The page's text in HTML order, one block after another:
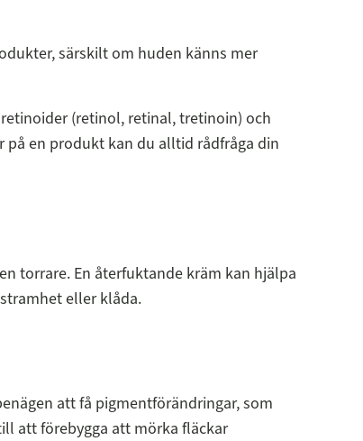
särskilt om huden känns mer
(retinol, retinal, tretinoin) och
på en produkt kan du alltid rådfråga din
torrare. En återfuktande kräm kan hjälpa
eller klåda.
att få pigmentförändringar, som
att förebygga att mörka fläckar